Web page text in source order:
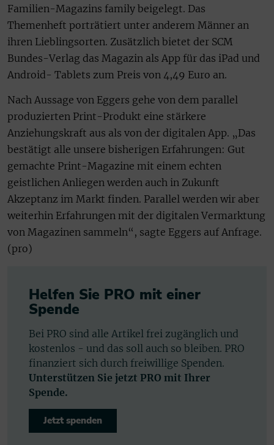
Familien-Magazins family beigelegt. Das
Themenheft porträtiert unter anderem Männer an
ihren Lieblingsorten. Zusätzlich bietet der SCM
Bundes-Verlag das Magazin als App für das iPad und
Android- Tablets zum Preis von 4,49 Euro an.
Nach Aussage von Eggers gehe von dem parallel
produzierten Print-Produkt eine stärkere
Anziehungskraft aus als von der digitalen App. „Das
bestätigt alle unsere bisherigen Erfahrungen: Gut
gemachte Print-Magazine mit einem echten
geistlichen Anliegen werden auch in Zukunft
Akzeptanz im Markt finden. Parallel werden wir aber
weiterhin Erfahrungen mit der digitalen Vermarktung
von Magazinen sammeln“, sagte Eggers auf Anfrage.
(pro)
Helfen Sie PRO mit einer
Spende
Bei PRO sind alle Artikel frei zugänglich und
kostenlos - und das soll auch so bleiben. PRO
finanziert sich durch freiwillige Spenden.
Unterstützen Sie jetzt PRO mit Ihrer
Spende.
Jetzt spenden